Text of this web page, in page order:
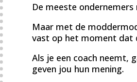
De meeste
Maar met de
vast op het moment dat
Als je een coach neemt,
geven jou hun mening.